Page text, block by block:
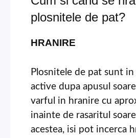
plosnitele de pat?
HRANIRE
Plosnitele de pat sunt in
active dupa apusul
varful in hranire cu
inainte de rasaritul
acestea, isi pot incerca